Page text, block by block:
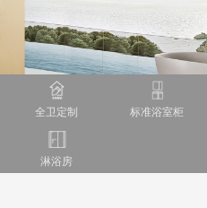
全卫定制 标准浴室柜
淋浴房